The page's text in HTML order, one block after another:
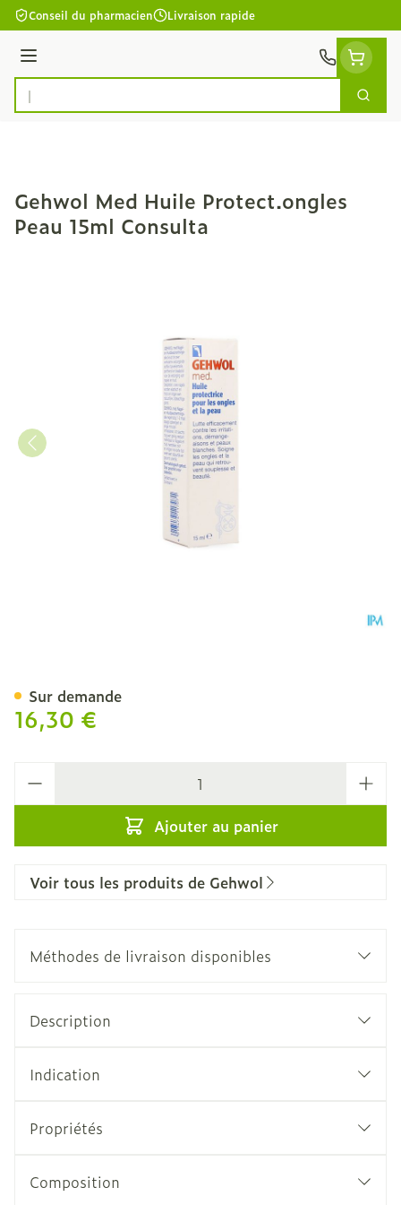
Aller au contenu
Conseil du pharmacien Livraison rapide
Menu
Rechercher
Gehwol Med Huile Protect.ongles
Peau 15ml Consulta
16,30 €
Ajouter au panier
Sur demande
Voir tous les produits de Gehwol
Méthodes de livraison disponibles
Description
Indication
Propriétés
Composition